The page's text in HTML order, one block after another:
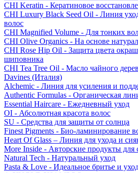
CHI Keratin - Кератиновое
CHI Luxury Black Seed Oil - Линия
волос
CHI Magnified Volume - Для тонких
CHI Olive Organics - На основе
CHI Rose Hip Oil - Защита цвета
шиповника
CHI Tea Tree Oil - Масло чайного
Davines (Италия)
Alchemic - Линия для усиления и
Authentic Formulas - Органическая
Essential Haircare - Eжедневный уход
OI - Абсолютная красота волос
SU - Средства для защиты от солнца
Finest Pigments - Био-ламинирование
Heart Of Glass – Линия для ухода и
More Inside - Авторские продукты для
Natural Tech - Натуральный уход
Pasta & Love - Идеальное бритье и